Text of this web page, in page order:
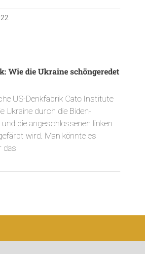
Wie die Ukraine schöngeredet
US-Denkfabrik Cato Institute
Ukraine durch die Biden-
und die angeschlossenen linken
wird. Man könnte es
das